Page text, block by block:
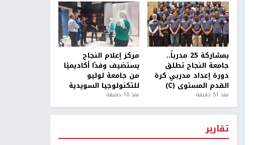
بمشاركة 25 مدرباً..
جامعة النجاح تطلق
دورة إعداد مدربي كرة
القدم المستوى (C)
منذ 51 دقيقة
مركز إعلام النجاح
يستضيف وفدًا أكاديميًا
من جامعة لوليو
للتكنولوجيا السويدية
منذ 10 دقيقة
تقارير